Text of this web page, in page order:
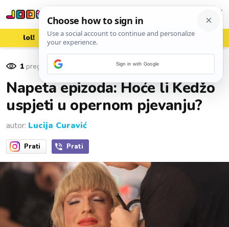
lol! aww vrh! woot?!
1 pregleda
Napeta epizoda: Hoće li Kedžo
uspjeti u opernom pjevanju?
autor: Lucija Curavić
Prati Prati
Sign in with Google